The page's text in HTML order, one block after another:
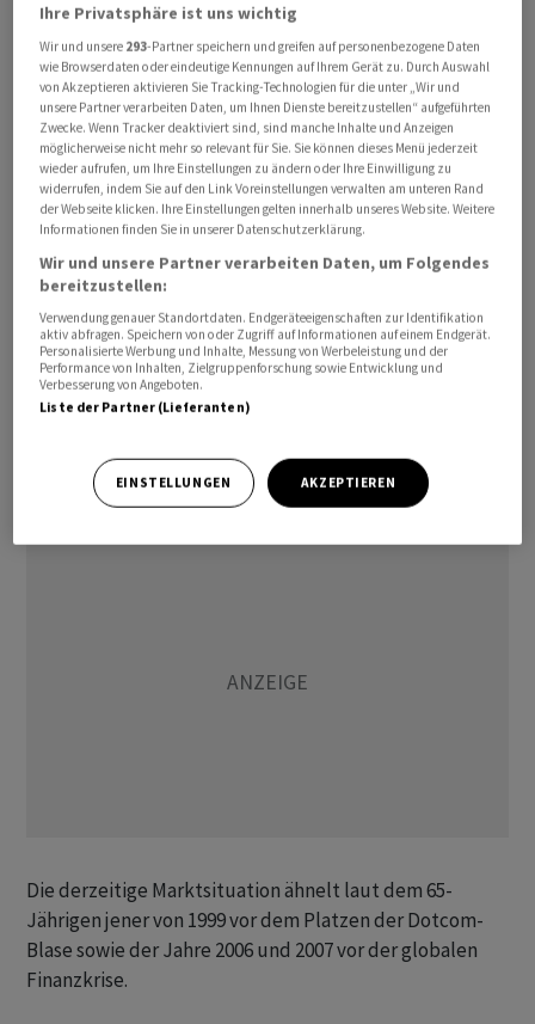
Der Fondsmanagement-Veteran erklärte am Mittwoch
beim Bloomberg Global Credit Forum in Los Angeles,
dass sich inzwischen das Bewusstsein durchsetze,
langfristige US- Staatsanleihen seien keine zuverlässige
Anlage mehr in Krisenzeiten. Er sagte weiter wörtlich:
«Eine Abrechnung steht bevor.»
Gundlach empfahl Anlegern ausdrücklich, ihre nicht
dollarbasierten Investments zu erhöhen. Seine Firma
aufzunehmen. In einer breit geführten Diskussion ging
Gundlach zudem auf die Attraktivität vonGold,
aktuelle Überbewertungen an den Märkten, den
Zustand der Private-Credit-Märkte, künstliche
Intelligenz sowie langfristige Investitionsmöglichkeiten
in Indien ein.
Die derzeitige Marktsituation ähnelt laut dem 65-
Jährigen jener von 1999 vor dem Platzen der Dotcom-
Blase sowie der Jahre 2006 und 2007 vor der globalen
Finanzkrise.
Ihre Privatsphäre ist uns wichtig
Wir und unsere 293-Partner speichern und greifen auf personenbezogene Daten
wie Browserdaten oder eindeutige Kennungen auf Ihrem Gerät zu. Durch Auswahl
von Akzeptieren aktivieren Sie Tracking-Technologien für die unter „Wir und
unsere Partner verarbeiten Daten, um Ihnen Dienste bereitzustellen“ aufgeführten
Zwecke. Wenn Tracker deaktiviert sind, sind manche Inhalte und Anzeigen
möglicherweise nicht mehr so relevant für Sie. Sie können dieses Menü jederzeit
wieder aufrufen, um Ihre Einstellungen zu ändern oder Ihre Einwilligung zu
widerrufen, indem Sie auf den Link Voreinstellungen verwalten am unteren Rand
der Webseite klicken. Ihre Einstellungen gelten innerhalb unseres Website. Weitere
Informationen finden Sie in unserer Datenschutzerklärung.
Wir und unsere Partner verarbeiten Daten, um Folgendes
bereitzustellen:
Verwendung genauer Standortdaten. Endgeräteeigenschaften zur Identifikation
aktiv abfragen. Speichern von oder Zugriff auf Informationen auf einem Endgerät.
Personalisierte Werbung und Inhalte, Messung von Werbeleistung und der
Performance von Inhalten, Zielgruppenforschung sowie Entwicklung und
Verbesserung von Angeboten.
Liste der Partner (Lieferanten)
EINSTELLUNGEN AKZEPTIEREN